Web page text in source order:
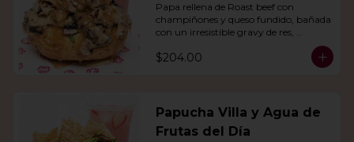
Papa rellena de Roast beef con
champiñones y queso fundido, bañada
con un irresistible gravy de res,
$204.00
Papucha Villa y Agua de
Frutas del Día